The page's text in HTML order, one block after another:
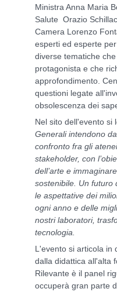
Ministra Anna Maria
Salute Orazio
Camera Lorenzo
esperti ed esperte
diverse tematiche
protagonista e che
approfondimento.
questioni legate
obsolescenza dei
Nel sito dell'evento si
Generali intendono
confronto fra gli
stakeholder, con
dell’arte e
sostenibile. Un futuro
le aspettative dei
ogni anno e delle
nostri laboratori,
tecnologia.
L'evento si articola in
dalla didattica all'alta
Rilevante è il panel
occuperà gran parte